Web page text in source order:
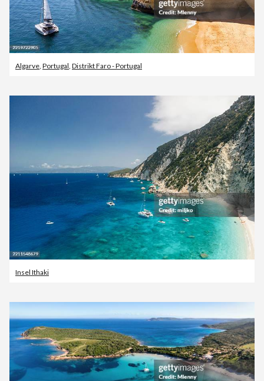
Algarve, Portugal, Distrikt Faro - Portugal
Insel Ithaki